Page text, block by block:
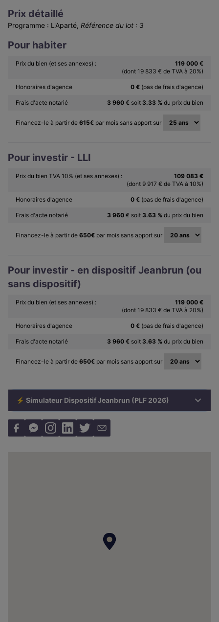
Prix détaillé
Programme : L'Aparté, Référence du lot : 3
Pour habiter
Prix du bien (et ses annexes) :
119 000 €
(dont 19 833 € de TVA à 20%)
Honoraires d'agence 0 € (pas de frais d'agence)
Frais d'acte notarié 3 960 € soit 3.33 %du prix du bien
Financez-le à partir de 615€ par mois sans apport sur
Pour investir - LLI
Prix du bien TVA 10% (et ses annexes) :
109 083 €
(dont 9 917 € de TVA à 10%)
Honoraires d'agence 0 € (pas de frais d'agence)
Frais d'acte notarié 3 960 € soit 3.63 %du prix du bien
Financez-le à partir de 650€ par mois sans apport sur
Pour investir - en dispositif Jeanbrun (ou
sans dispositif)
Prix du bien (et ses annexes) :
119 000 €
(dont 19 833 € de TVA à 20%)
Honoraires d'agence 0 € (pas de frais d'agence)
Frais d'acte notarié 3 960 € soit 3.63 %du prix du bien
Financez-le à partir de 650€ par mois sans apport sur
⚡ Simulateur Dispositif Jeanbrun (PLF 2026)